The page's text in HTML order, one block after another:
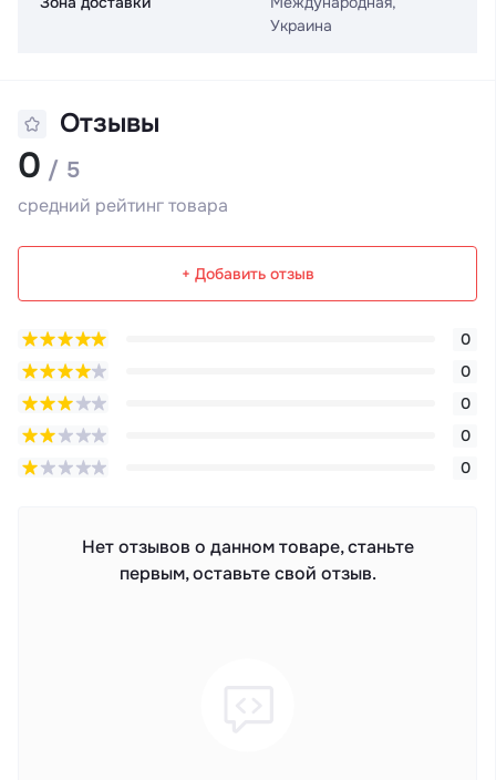
Украина
Отзывы
0 / 5
средний рейтинг товара
+ Добавить отзыв
0
0
0
0
0
Нет отзывов о данном товаре, станьте
первым, оставьте свой отзыв.